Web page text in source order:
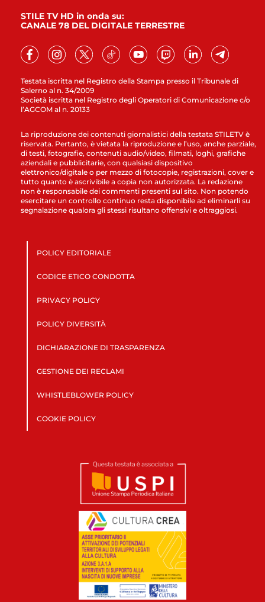
Testata iscritta nel Registro della Stampa presso il Tribunale di
Salerno al n. 34/2009
Società iscritta nel Registro degli Operatori di Comunicazione c/o
l’AGCOM al n. 20133
STILE TV HD in onda su:
CANALE 78 DEL DIGITALE TERRESTRE
La riproduzione dei contenuti giornalistici della testata STILETV è
riservata. Pertanto, è vietata la riproduzione e l’uso, anche parziale,
di testi, fotografie, contenuti audio/video, filmati, loghi, grafiche
aziendali e pubblicitarie, con qualsiasi dispositivo
elettronico/digitale o per mezzo di fotocopie, registrazioni, cover e
tutto quanto è ascrivibile a copia non autorizzata. La redazione
non è responsabile dei commenti presenti sul sito. Non potendo
esercitare un controllo continuo resta disponibile ad eliminarli su
segnalazione qualora gli stessi risultano offensivi e oltraggiosi.
POLICY EDITORIALE
CODICE ETICO CONDOTTA
PRIVACY POLICY
POLICY DIVERSITÀ
DICHIARAZIONE DI TRASPARENZA
GESTIONE DEI RECLAMI
WHISTLEBLOWER POLICY
COOKIE POLICY